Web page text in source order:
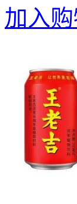
加入